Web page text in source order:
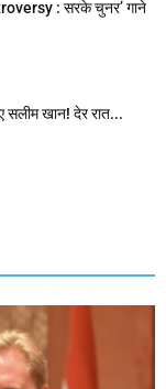
: सरके चुनर’ गाने
खान! देर रात...